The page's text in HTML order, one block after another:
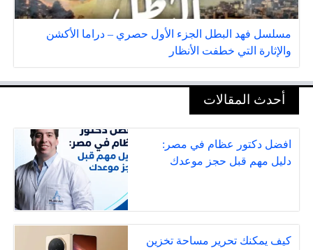
مسلسل فهد البطل الجزء الأول حصري – دراما الأكشن
والإثارة التي خطفت الأنظار
أحدث المقالات
افضل دكتور عظام في مصر:
دليل مهم قبل حجز موعدك
كيف يمكنك تحرير مساحة تخزين